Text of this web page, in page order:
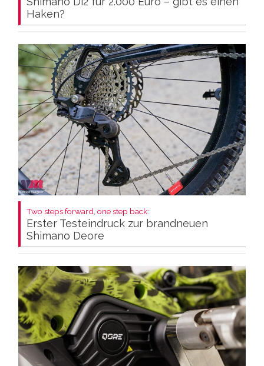
Haken?
Two steps forward, one step back:
Erster Testeindruck zur brandneuen
Shimano Deore